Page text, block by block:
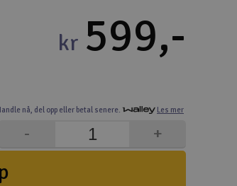
nå, del opp eller betal senere. Les mer
kr 599,-
+
-